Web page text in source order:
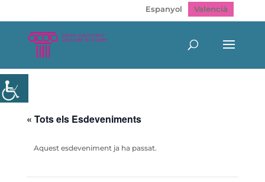
Espanyol Valencià
« Tots els Esdeveniments
Aquest esdeveniment ja ha passat.